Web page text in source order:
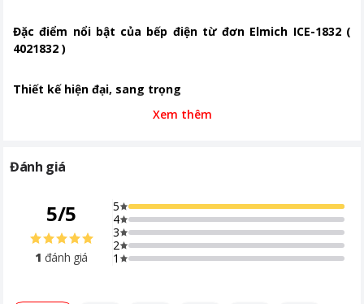
Đặc điểm nổi bật của bếp điện từ đơn Elmich ICE-1832 (
4021832 )
Thiết kế hiện đại, sang trọng
Xem thêm
Đánh giá
5/5
1 đánh giá
5
4
3
2
1